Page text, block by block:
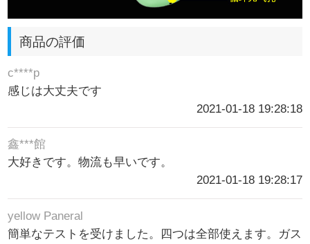
商品の評価
c****p
感じは大丈夫です
2021-01-18 19:28:18
鑫***館
大好きです。物流も早いです。
2021-01-18 19:28:17
yellow Paneral
簡単なテストを受けました。四つは全部使えます。ガス